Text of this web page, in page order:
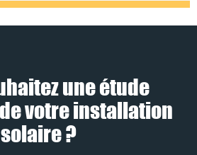
une étude
votre installation
solaire ?